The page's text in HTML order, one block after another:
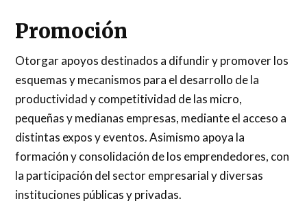
Promoción
Otorgar apoyos destinados a difundir y promover los
esquemas y mecanismos para el desarrollo de la
productividad y competitividad de las micro,
pequeñas y medianas empresas, mediante el acceso a
distintas expos y eventos. Asimismo apoya la
formación y consolidación de los emprendedores, con
la participación del sector empresarial y diversas
instituciones públicas y privadas.